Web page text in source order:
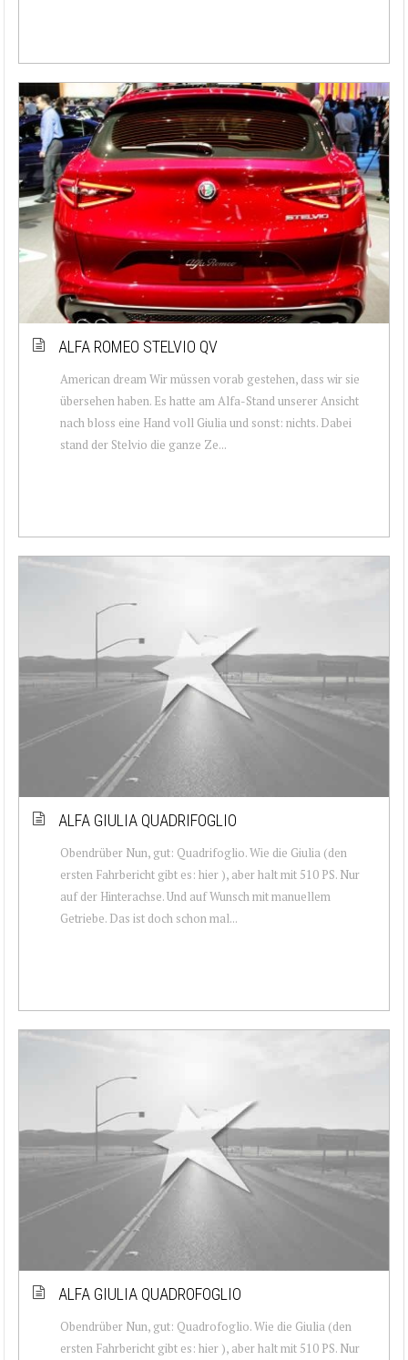
ALFA ROMEO STELVIO QV
American dream Wir müssen vorab gestehen, dass wir sie
übersehen haben. Es hatte am Alfa-Stand unserer Ansicht
nach bloss eine Hand voll Giulia und sonst: nichts. Dabei
stand der Stelvio die ganze Ze...
ALFA GIULIA QUADRIFOGLIO
Obendrüber Nun, gut: Quadrifoglio. Wie die Giulia (den
ersten Fahrbericht gibt es: hier ), aber halt mit 510 PS. Nur
auf der Hinterachse. Und auf Wunsch mit manuellem
Getriebe. Das ist doch schon mal...
ALFA GIULIA QUADROFOGLIO
Obendrüber Nun, gut: Quadrofoglio. Wie die Giulia (den
ersten Fahrbericht gibt es: hier ), aber halt mit 510 PS. Nur